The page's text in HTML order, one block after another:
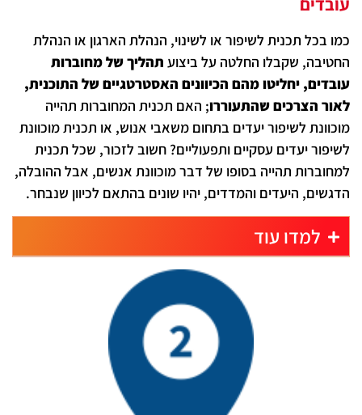
כמו בכל תכנית לשיפור או לשינוי, הנהלת הארגון או הנהלת
החטיבה, שקבלו החלטה על ביצוע תהליך של מחוברות
עובדים, יחליטו מהם הכיוונים האסטרטגיים של התוכנית,
לאור הצרכים שהתעוררו; האם תכנית המחוברות תהייה
מוכוונת לשיפור יעדים בתחום משאבי אנוש, או תכנית מוכוונת
לשיפור יעדים עסקיים ותפעוליים? חשוב לזכור, שכל תכנית
למחוברות תהייה בסופו של דבר מוכוונת אנשים, אבל ההובלה,
הדגשים, היעדים והמדדים, יהיו שונים בהתאם לכיוון שנבחר.
למדו עוד